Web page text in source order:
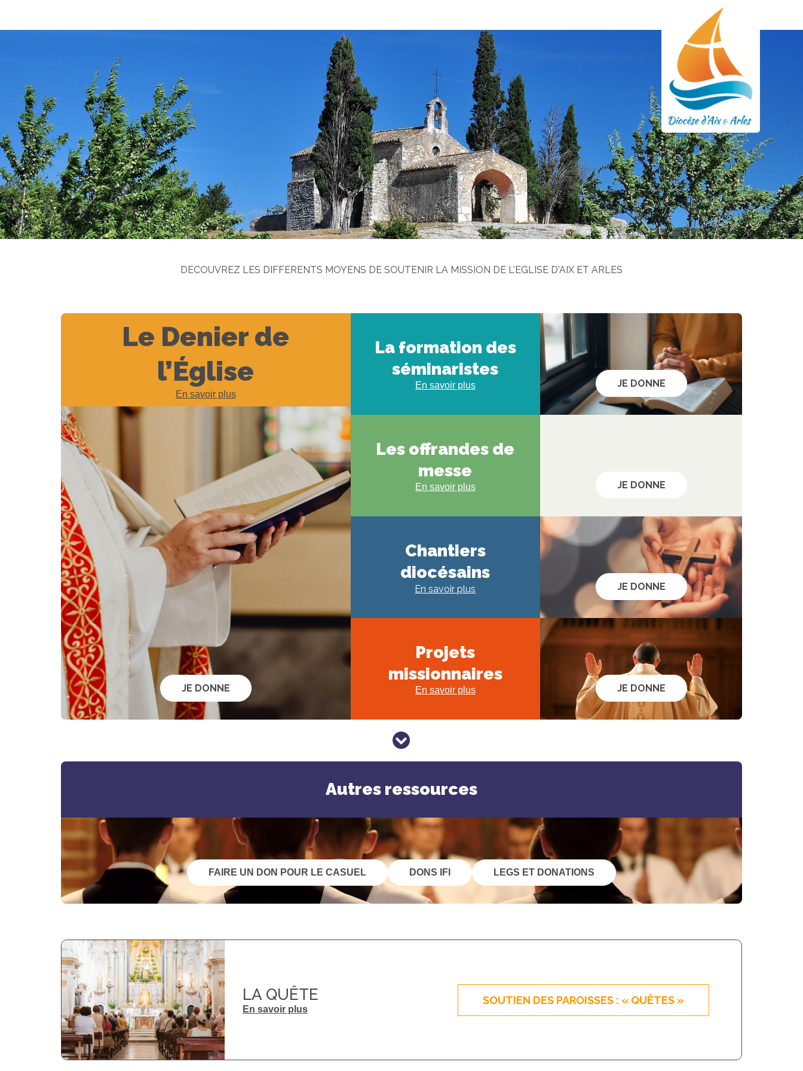
DECOUVREZ LES DIFFERENTS MOYENS DE SOUTENIR LA MISSION DE L'EGLISE D'AIX ET ARLES
Le Denier de
l’Église
En savoir plus
JE DONNE
La formation des
séminaristes
En savoir plus JE DONNE
Les offrandes de
messe
En savoir plus JE DONNE
Chantiers
diocésains
En savoir plus JE DONNE
Projets
missionnaires
En savoir plus JE DONNE
Autres ressources
FAIRE UN DON POUR LE CASUEL DONS IFI LEGS ET DONATIONS
LA QUÊTE
En savoir plus
SOUTIEN DES PAROISSES : « QUÊTES »